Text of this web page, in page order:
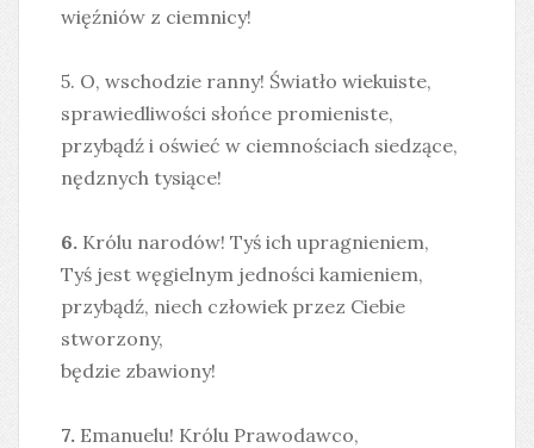
więźniów z ciemnicy!
5. O, wschodzie ranny! Światło wiekuiste,
sprawiedliwości słońce promieniste,
przybądź i oświeć w ciemnościach siedzące,
nędznych tysiące!
6. Królu narodów! Tyś ich upragnieniem,
Tyś jest węgielnym jedności kamieniem,
przybądź, niech człowiek przez Ciebie
stworzony,
będzie zbawiony!
7. Emanuelu! Królu Prawodawco,